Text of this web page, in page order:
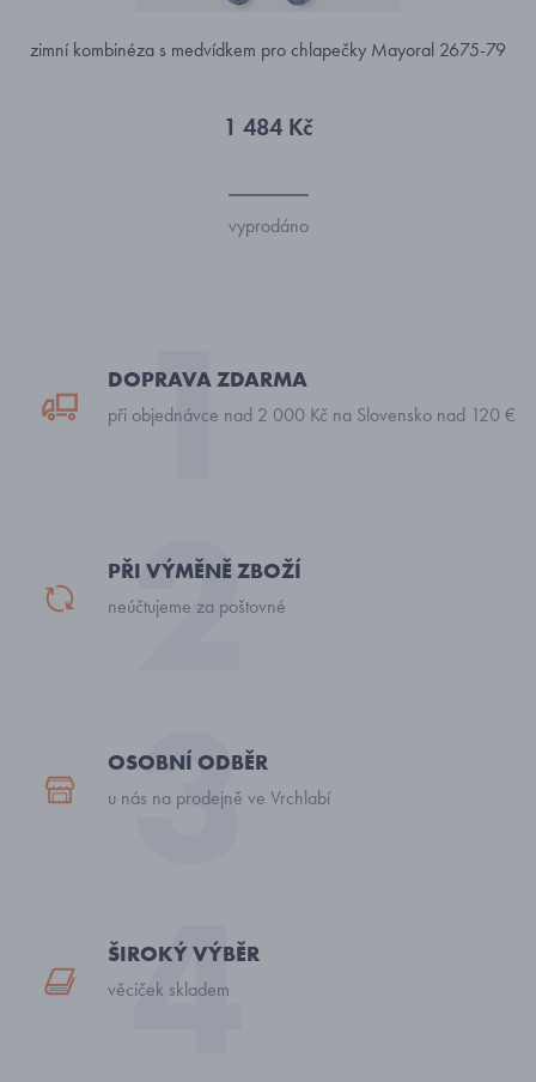
zimní kombinéza s medvídkem pro chlapečky Mayoral 2675-79
1 484 Kč
vyprodáno
DOPRAVA ZDARMA
při objednávce nad 2 000 Kč na Slovensko nad 120 €
PŘI VÝMĚNĚ ZBOŽÍ
neúčtujeme za poštovné
OSOBNÍ ODBĚR
u nás na prodejně ve Vrchlabí
ŠIROKÝ VÝBĚR
věciček skladem